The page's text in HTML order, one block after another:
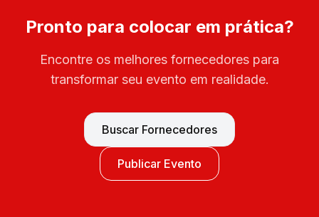
Pronto para colocar em prática?
Encontre os melhores fornecedores para
transformar seu evento em realidade.
Buscar Fornecedores
Publicar Evento